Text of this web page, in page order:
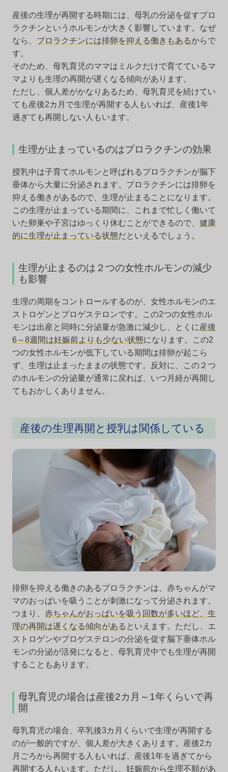
産後の生理が再開する時期には、母乳の分泌を促すプロ
ラクチンというホルモンが大きく影響しています。なぜ
なら、 プロラクチンには排卵を抑える働きもあるからで
す。
そのため、母乳育児のママはミルクだけで育てているマ
マよりも生理の再開が遅くなる傾向があります。
ただし、個人差がかなりあるため、母乳育児を続けてい
ても産後2カ月で生理が再開する人もいれば、産後1年
過ぎても再開しない人もいます。
生理が止まっているのはプロラクチンの効果
授乳中は子育てホルモンと呼ばれるプロラクチンが脳下
垂体から大量に分泌されます。プロラクチンには排卵を
抑える働きがあるので、生理が止まることになります。
この生理が止まっている期間に、これまで忙しく働いて
いた卵巣や子宮はゆっくり休むことができるので、 健康
的に生理が止まっている状態だといえるでしょう。
生理が止まるのは２つの女性ホルモンの減少
も影響
生理の周期をコントロールするのが、女性ホルモンのエ
ストロゲンとプロゲステロンです。この2つの女性ホル
モンは出産と同時に分泌量が急激に減少し、とくに産後
6～8週間は妊娠前よりも少ない状態になります。この2
つの女性ホルモンが低下している期間は排卵が起こら
ず、生理は止まったままの状態です。反対に、この２つ
のホルモンの分泌量が通常に戻れば、いつ月経が再開し
てもおかしくありません。
産後の生理再開と授乳は関係している
排卵を抑える働きのあるプロラクチンは、赤ちゃんがマ
マのおっぱいを吸うことが刺激になって分泌されます。
つまり、 赤ちゃんがおっぱいを吸う回数が多いほど、生
理の再開は遅くなる傾向がある といえます。ただし、エ
ストロゲンやプロゲステロンの分泌を促す脳下垂体ホル
モンの分泌が活発になると、母乳育児中でも生理が再開
することもあります。
母乳育児の場合は産後2カ月～1年くらいで再
開
母乳育児の場合、卒乳後3カ月くらいで生理が再開する
のが一般的ですが、個人差が大きくあります。産後2カ
月ごろから再開する人もいれば、産後1年を過ぎてから
再開する人もいます。ただし、妊娠前から生理不順があ